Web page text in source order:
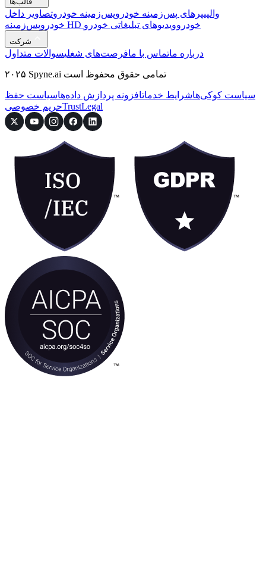
والپیپرهای پس‌زمینه خودروپس‌زمینه خودروتصاویر داخل
خودرو
پس‌زمینه HD خودروویدیوهای تبلیغاتی خودرو
شرکت
درباره ماتماس با مافرصت‌های شغلیسوالات متداول
۲۰۲۵ Spyne.ai تمامی حقوق محفوظ است
سیاست کوکی‌هاشرایط خدماتافزونه پردازش داده‌هاسیاست حفظ
حریم خصوصیTrustLegal